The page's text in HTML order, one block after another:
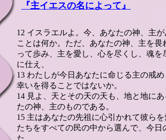
12 イスラエルよ。今、あなたの神、主
ことは何か。ただ、あなたの神、主を畏
って歩み、主を愛し、心を尽くし、魂を
に仕え、
13 わたしが今日あなたに命じる主の戒
幸いを得ることではないか。
14 見よ、天とその天の天も、地と地に
たの神、主のものである。
15 主はあなたの先祖に心引かれて彼ら
たちをすべての民の中から選んで、今日
た。
『主イエスの名によって』